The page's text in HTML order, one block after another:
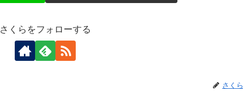
さくらをフォローする
さくら